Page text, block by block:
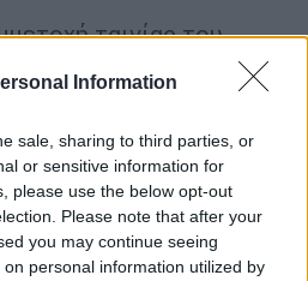
Information
sale, sharing to third parties, or
or sensitive information for
please use the below opt-out
Please note that after your
you may continue seeing
personal information utilized by
ταινίας του
του Ευθύμη Φιλίππου
του Φεστιβάλ
τον Αστακό και
ελαφιού.Έχουν ήδη
από τον θεσμό
Χρυσό